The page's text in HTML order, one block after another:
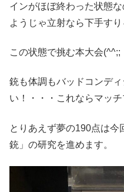
インがほぼ終わった状態
ようじゃ立射なら下手すり
この状態で挑む本大会(^^;;
銃も体調もバッドコンデ
い！・・・これならマッ
とりあえず夢の190点は今
銃」の研究を進めます。